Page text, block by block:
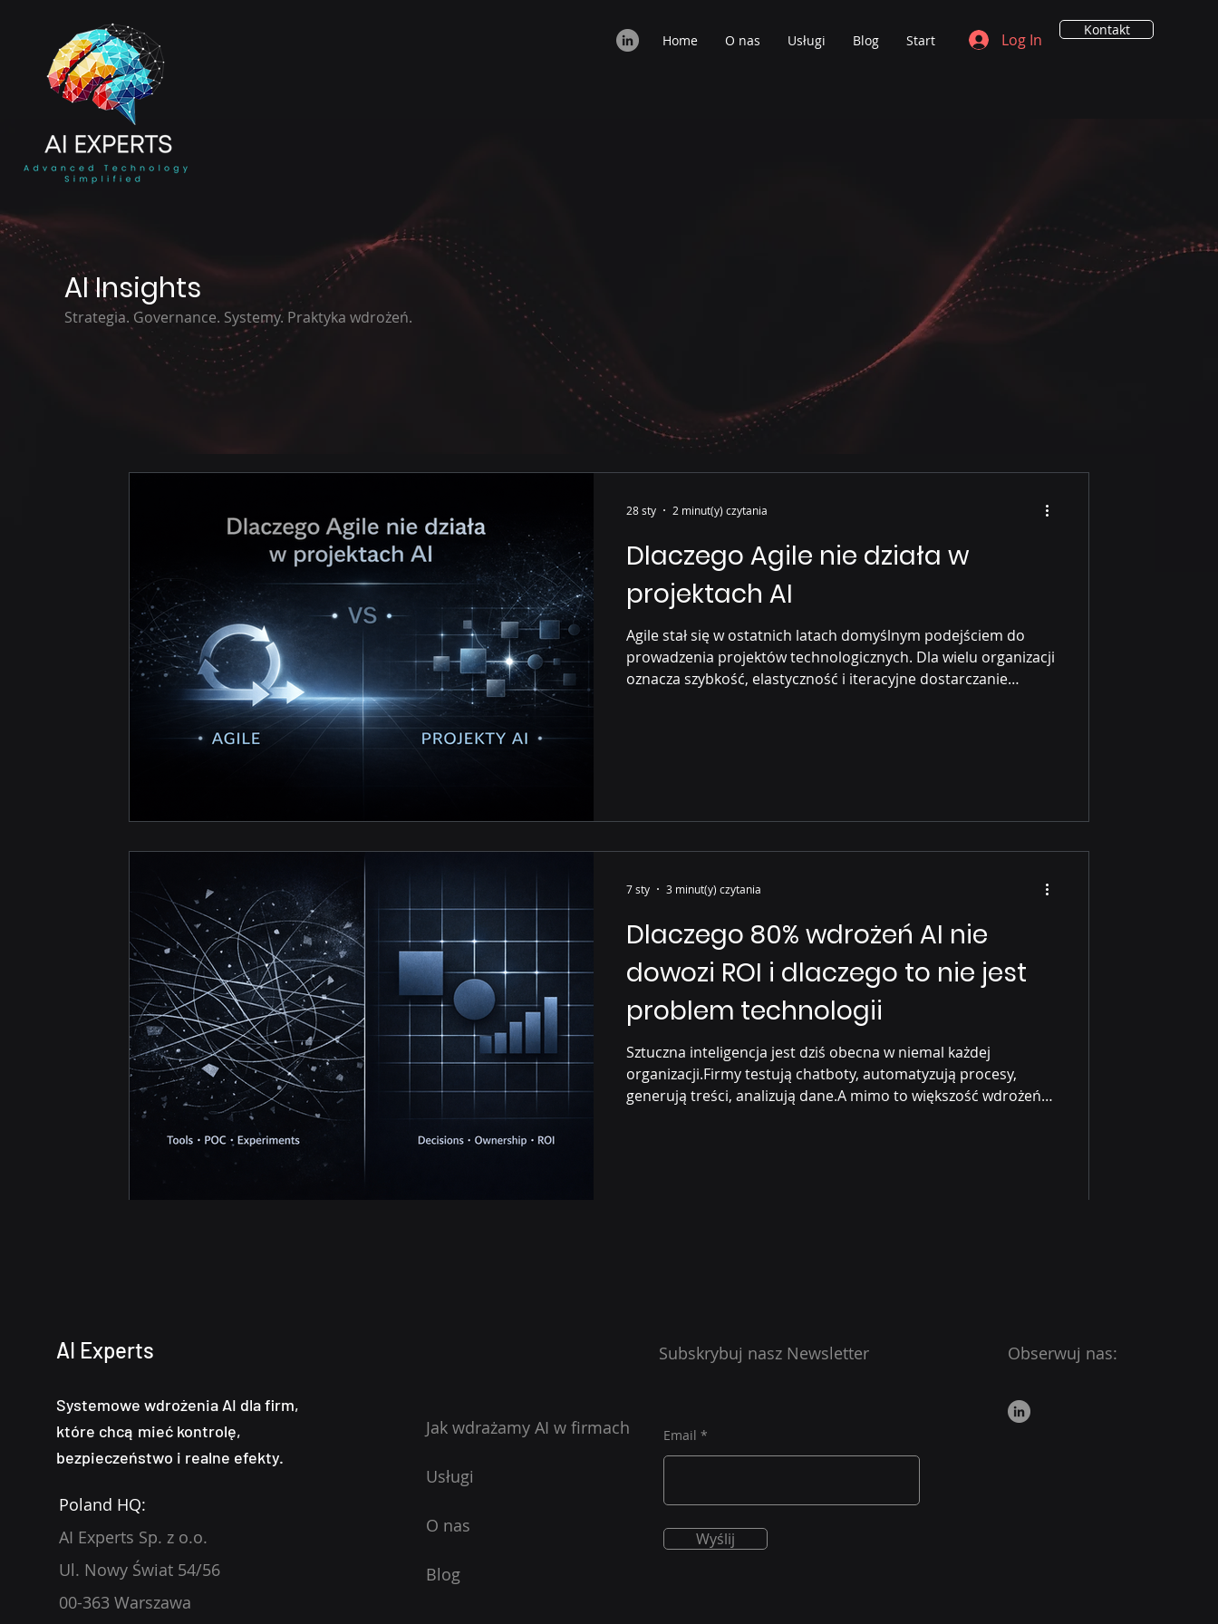
Home O nas Usługi Blog Start Log In
Kontakt
AI Insights
Strategia. Governance. Systemy. Praktyka wdrożeń.
Dlaczego Agile nie działa w
projektach AI
Agile stał się w ostatnich latach domyślnym podejściem do
prowadzenia projektów technologicznych. Dla wielu organizacji
oznacza szybkość, elastyczność i iteracyjne dostarczanie
28 sty 2 minut(y) czytania
Dlaczego 80% wdrożeń AI nie
dowozi ROI i dlaczego to nie jest
problem technologii
Sztuczna inteligencja jest dziś obecna w niemal każdej
organizacji.Firmy testują chatboty, automatyzują procesy,
generują treści, analizują dane.A mimo to większość wdrożeń
7 sty 3 minut(y) czytania
AI Experts
Systemowe wdrożenia AI dla firm,
które chcą mieć kontrolę,
bezpieczeństwo i realne efekty.
Poland HQ:
AI Experts Sp. z o.o.
Ul. Nowy Świat 54/56
00-363 Warszawa
Jak wdrażamy AI w firmach
Usługi
O nas
Blog
Subskrybuj nasz Newsletter
Email
Wyślij
Obserwuj nas: